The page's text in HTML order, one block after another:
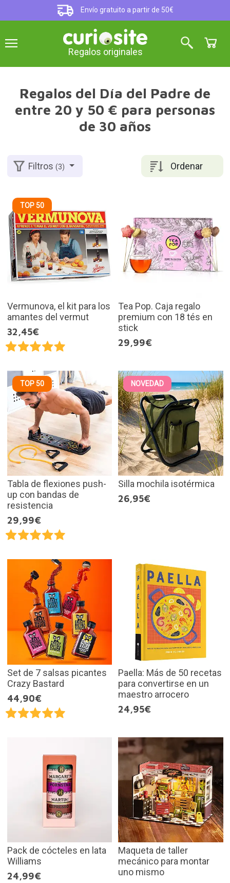
Envío gratuito a partir de 50€
Regalos originales
Regalos del Día del Padre de
entre 20 y 50 € para personas
de 30 años
Ordenar
Filtros(3)
TOP 50
Vermunova, el kit para los
amantes del vermut
32,45€
Tea Pop. Caja regalo
premium con 18 tés en
stick
29,99€
TOP 50
Tabla de flexiones push-
up con bandas de
resistencia
29,99€
NOVEDAD
Silla mochila isotérmica
26,95€
Set de 7 salsas picantes
Crazy Bastard
44,90€
Paella: Más de 50 recetas
para convertirse en un
maestro arrocero
24,95€
Pack de cócteles en lata
Williams
24,99€
Maqueta de taller
mecánico para montar
uno mismo